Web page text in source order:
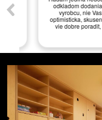
odkladom dodania
vyrobcu, nie Vas.
optimisticka, skusena,
vie dobre poradit,